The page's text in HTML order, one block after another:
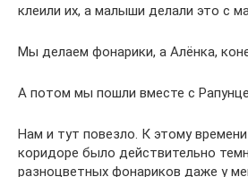
клеили их, а малыши делали это с
Мы делаем фонарики, а Алёнка,
А потом мы пошли вместе с
Нам и тут повезло. К этому
коридоре было действительно
разноцветных фонариков даже у